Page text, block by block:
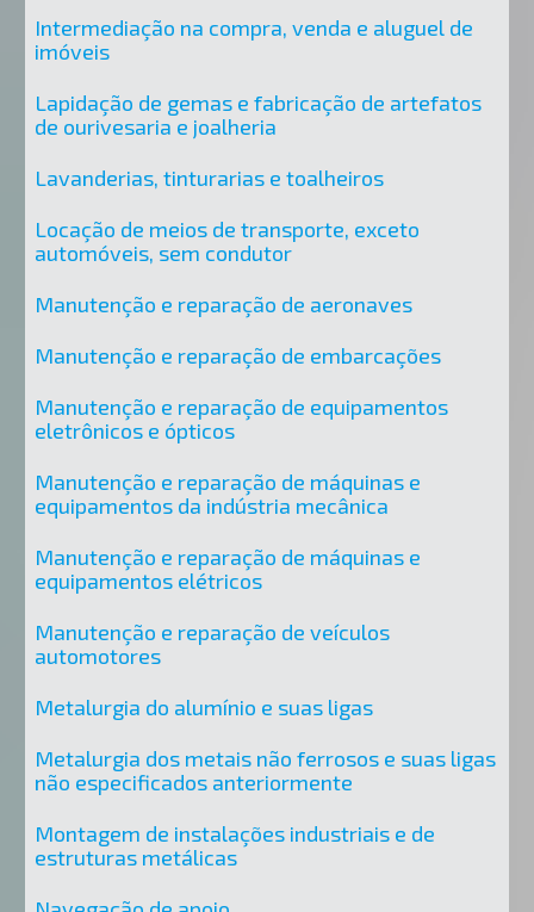
Intermediação na compra, venda e aluguel de
imóveis
Lapidação de gemas e fabricação de artefatos
de ourivesaria e joalheria
Lavanderias, tinturarias e toalheiros
Locação de meios de transporte, exceto
automóveis, sem condutor
Manutenção e reparação de aeronaves
Manutenção e reparação de embarcações
Manutenção e reparação de equipamentos
eletrônicos e ópticos
Manutenção e reparação de máquinas e
equipamentos da indústria mecânica
Manutenção e reparação de máquinas e
equipamentos elétricos
Manutenção e reparação de veículos
automotores
Metalurgia do alumínio e suas ligas
Metalurgia dos metais não ferrosos e suas ligas
não especificados anteriormente
Montagem de instalações industriais e de
estruturas metálicas